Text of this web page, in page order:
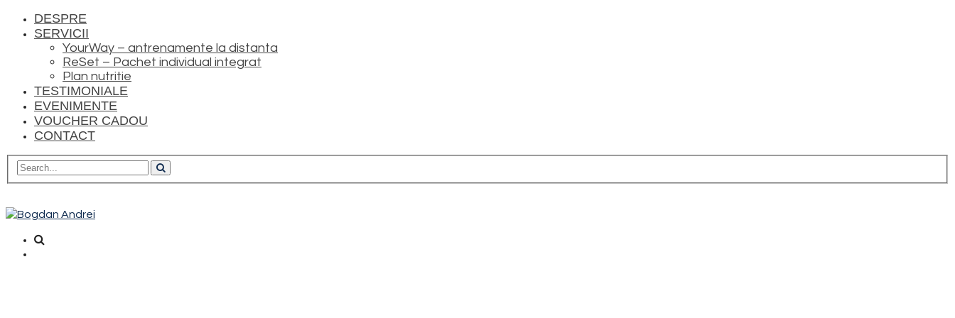
DESPRE
SERVICII
YourWay – antrenamente la distanta
ReSet – Pachet individual integrat
Plan nutritie
TESTIMONIALE
EVENIMENTE
VOUCHER CADOU
CONTACT